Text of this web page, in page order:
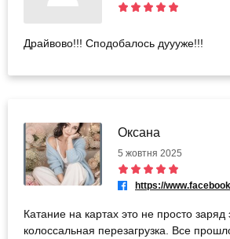
Драйвово!!! Сподобалось дуууже!!!
Оксана
5 жовтня 2025
Катание на картах это не просто заряд
колоссальная перезагрузка. Все